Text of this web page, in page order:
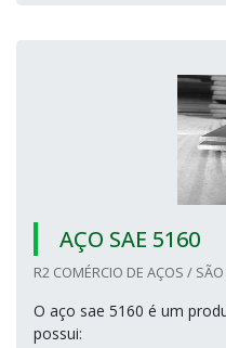
AÇO SAE 5160
R2 COMÉRCIO DE AÇOS /
O aço sae 5160 é um
possui: